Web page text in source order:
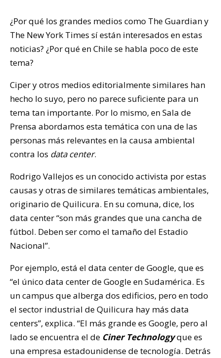
¿Por qué los grandes medios como The Guardian y
The New York Times sí están interesados en estas
noticias? ¿Por qué en Chile se habla poco de este
tema?
Ciper y otros medios editorialmente similares han
hecho lo suyo, pero no parece suficiente para un
tema tan importante. Por lo mismo, en Sala de
Prensa abordamos esta temática con una de las
personas más relevantes en la causa ambiental
contra los data center.
Rodrigo Vallejos es un conocido activista por estas
causas y otras de similares temáticas ambientales,
originario de Quilicura. En su comuna, dice, los
data center “son más grandes que una cancha de
fútbol. Deben ser como el tamaño del Estadio
Nacional”.
Por ejemplo, está el data center de Google, que es
“el único data center de Google en Sudamérica. Es
un campus que alberga dos edificios, pero en todo
el sector industrial de Quilicura hay más data
centers”, explica. “El más grande es Google, pero al
lado se encuentra el de Ciner Technologyque es
una empresa estadounidense de tecnología. Detrás